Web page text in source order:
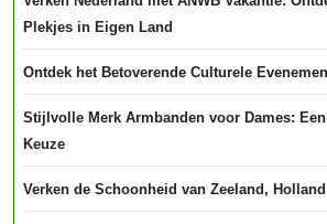
Plekjes in Eigen Land
Ontdek het Betoverende Culturele
Stijlvolle Merk Armbanden voor Dames:
Keuze
Verken de Schoonheid van Zeeland, Holland